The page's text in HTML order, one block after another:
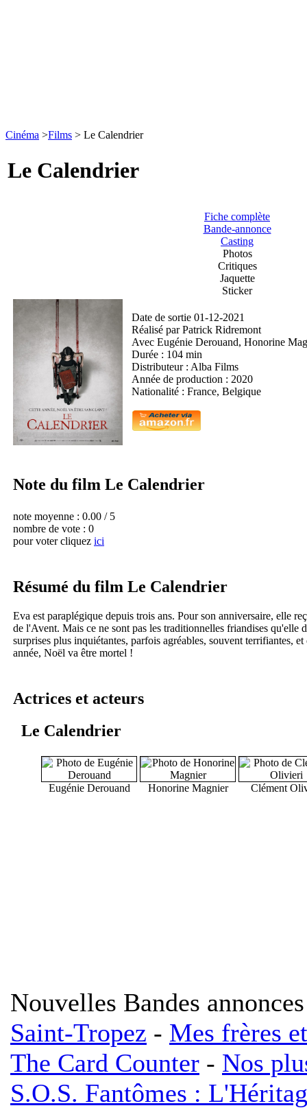
Cinéma >Films > Le Calendrier
Le Calendrier
Fiche complète
Bande-annonce
Casting
Photos
Critiques
Jaquette
Sticker
Date de sortie 01-12-2021
Réalisé par Patrick Ridremont
Avec Eugénie Derouand, Honorine
Durée : 104 min
Distributeur : Alba Films
Année de production : 2020
Nationalité : France, Belgique
Note du film Le Calendrier
note moyenne : 0.00 / 5
nombre de vote : 0
pour voter cliquez ici
Résumé du film Le Calendrier
Eva est paraplégique depuis trois ans. Pour son anniversaire, elle
de l'Avent. Mais ce ne sont pas les traditionnelles friandises qu'elle
surprises plus inquiétantes, parfois agréables, souvent terrifiantes,
année, Noël va être mortel !
Actrices et acteurs
Le Calendrier
Eugénie Derouand Honorine Magnier Clément
Nouvelles Bandes
Saint-Tropez - Mes frères
The Card Counter - Nos
S.O.S. Fantômes :